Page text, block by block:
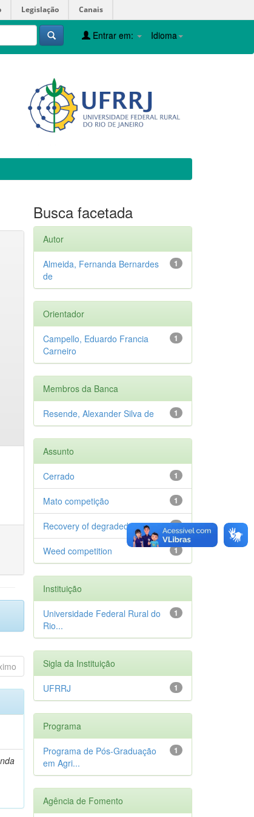
Legislação Canais
Idioma
Entrar em:
Busca facetada
Autor
1
Almeida, Fernanda Bernardes
de
Orientador
1
Campello, Eduardo Francia
Carneiro
Membros da Banca
1
Resende, Alexander Silva de
Assunto
1
Cerrado
1
Mato competição
1
Recovery of degraded areas
1
Weed competition
Instituição
1
Universidade Federal Rural do
Rio...
Sigla da Instituição
1
UFRRJ
Programa
1
Programa de Pós-Graduação
em Agri...
Agência de Fomento